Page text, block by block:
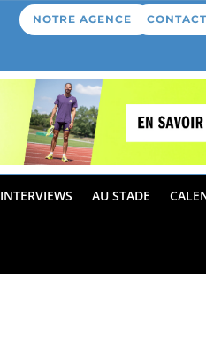
NOTRE AGENCE CONTACT
INTERVIEWS AU STADE